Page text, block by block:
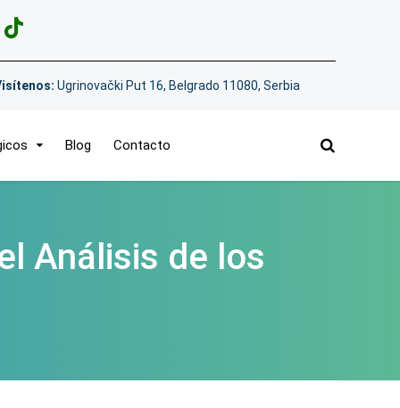
Ugrinovački Put 16, Belgrado 11080, Serbia
Blog Contacto
Análisis de los